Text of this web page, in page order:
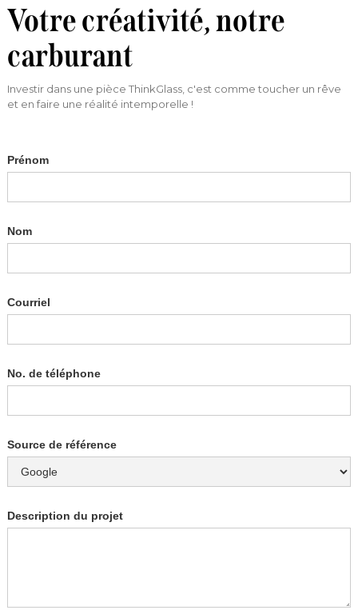
Votre créativité, notre
carburant
Investir dans une pièce ThinkGlass, c'est comme toucher un rêve
et en faire une réalité intemporelle !
Prénom
Nom
Courriel
No. de téléphone
Source de référence
Description du projet